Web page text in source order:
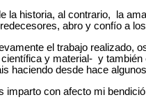
la historia, al contrario, la
abro y confío a
el trabajo realizado,
y material- y
haciendo desde hace
imparto con afecto mi